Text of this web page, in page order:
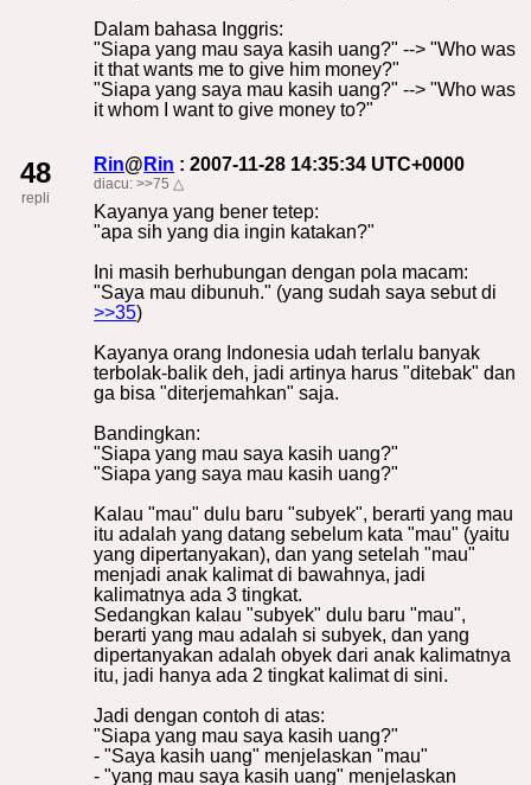
Dalam bahasa Inggris:
"Siapa yang mau saya kasih uang?" --> "Who was
it that wants me to give him money?"
"Siapa yang saya mau kasih uang?" --> "Who was
it whom I want to give money to?"
48
repli
Rin@ Rin : 2007-11-28 14:35:34 UTC+0000
diacu:>>75 △
Kayanya yang bener tetep:
"apa sih yang dia ingin katakan?"
Ini masih berhubungan dengan pola macam:
"Saya mau dibunuh." (yang sudah saya sebut di
>>35)
Kayanya orang Indonesia udah terlalu banyak
terbolak-balik deh, jadi artinya harus "ditebak" dan
ga bisa "diterjemahkan" saja.
Bandingkan:
"Siapa yang mau saya kasih uang?"
"Siapa yang saya mau kasih uang?"
Kalau "mau" dulu baru "subyek", berarti yang mau
itu adalah yang datang sebelum kata "mau" (yaitu
yang dipertanyakan), dan yang setelah "mau"
menjadi anak kalimat di bawahnya, jadi
kalimatnya ada 3 tingkat.
Sedangkan kalau "subyek" dulu baru "mau",
berarti yang mau adalah si subyek, dan yang
dipertanyakan adalah obyek dari anak kalimatnya
itu, jadi hanya ada 2 tingkat kalimat di sini.
Jadi dengan contoh di atas:
"Siapa yang mau saya kasih uang?"
- "Saya kasih uang" menjelaskan "mau"
- "yang mau saya kasih uang" menjelaskan